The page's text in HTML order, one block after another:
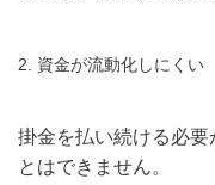
2. 資金が流動化しにくい
掛金を払い続ける必要
とはできません。